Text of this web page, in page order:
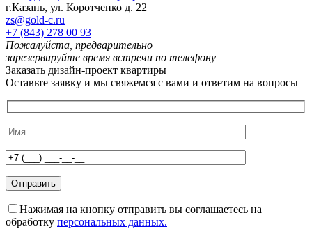
г.Казань, ул. Коротченко д. 22
zs@gold-c.ru
+7 (843) 278 00 93
Пожалуйста, предварительно
зарезервируйте время встречи по телефону
Заказать дизайн-проект квартиры
Оставьте заявку и мы свяжемся с вами и ответим на вопросы
Нажимая на кнопку отправить вы соглашаетесь на
обработку персональных данных.